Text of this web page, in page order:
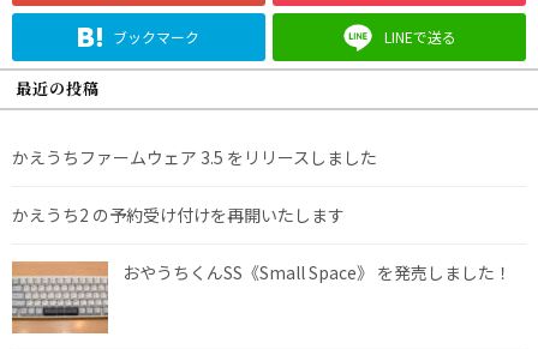
ブックマーク LINEで送る
最近の投稿
かえうちファームウェア 3.5 をリリースしました
かえうち2 の予約受け付けを再開いたします
おやうちくんSS《Small Space》 を発売しました！